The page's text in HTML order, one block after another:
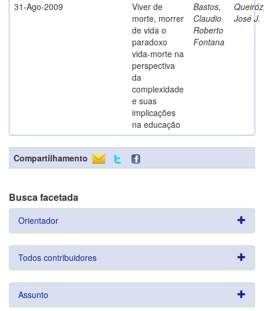
31-Ago-2009
Viver de
morte, morrer
de vida o
paradoxo
vida-morte na
perspectiva
da
complexidade
e suas
implicações
na educação
Bastos,
Claudio
Roberto
Fontana
José J.
Compartilhamento
Busca facetada
Orientador
Todos contribuidores
Assunto